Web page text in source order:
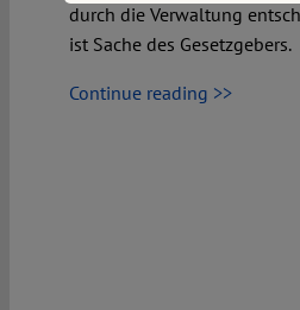
durch die Verwaltung
ist Sache des Gesetzgebers.
Continue reading >>